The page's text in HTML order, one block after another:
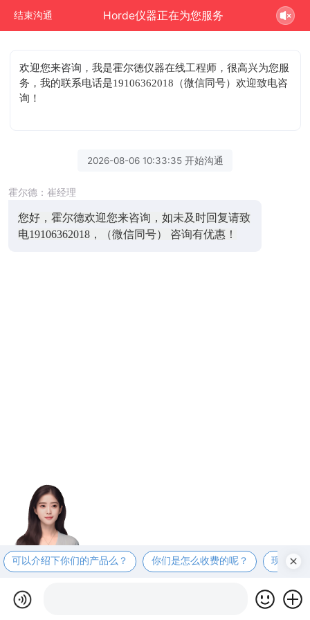
结束沟通 Horde仪器正在为您服务
欢迎您来咨询 ，我是霍尔德仪器在线工程师，很高兴为您服
务，我的联系电话是19106362018（微信同号）欢迎致电咨
询！
2026-08-06 10:33:35 开始沟通
霍尔德：崔经理
您好，霍尔德欢迎您来咨询，如未及时回复请致
电19106362018，（微信同号） 咨询有优惠！
可以介绍下你们的产品么？ 你们是怎么收费的呢？ 现在有